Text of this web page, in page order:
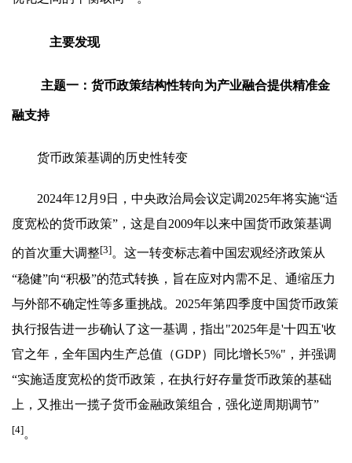
主要发现
主题一：货币政策结构性转向为产业融合提供精准金
融支持
货币政策基调的历史性转变
2024年12月9日，中央政治局会议定调2025年将实施“适
度宽松的货币政策”，这是自2009年以来中国货币政策基调
的首次重大调整[3]。这一转变标志着中国宏观经济政策从
“稳健”向“积极”的范式转换，旨在应对内需不足、通缩压力
与外部不确定性等多重挑战。2025年第四季度中国货币政策
执行报告进一步确认了这一基调，指出"2025年是'十四五'收
官之年，全年国内生产总值（GDP）同比增长5%"，并强调
“实施适度宽松的货币政策，在执行好存量货币政策的基础
上，又推出一揽子货币金融政策组合，强化逆周期调节”
[4]。